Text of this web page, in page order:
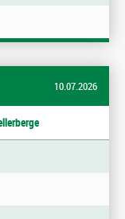
10.07.2026